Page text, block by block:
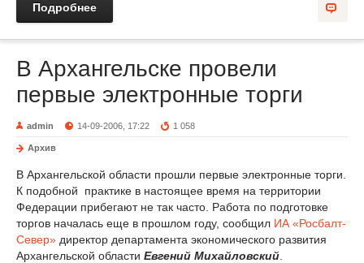
Подробнее
В Архангельске провели
первые электронные торги
admin 14-09-2006, 17:22 1 058
Архив
В Архангельской области прошли первые электронные торги.
К подобной практике в настоящее время на территории
Федерации прибегают не так часто. Работа по подготовке
торгов началась еще в прошлом году, сообщил ИА «Росбалт-
Север» директор департамента экономического развития
Архангельской области Евгений Михайловский